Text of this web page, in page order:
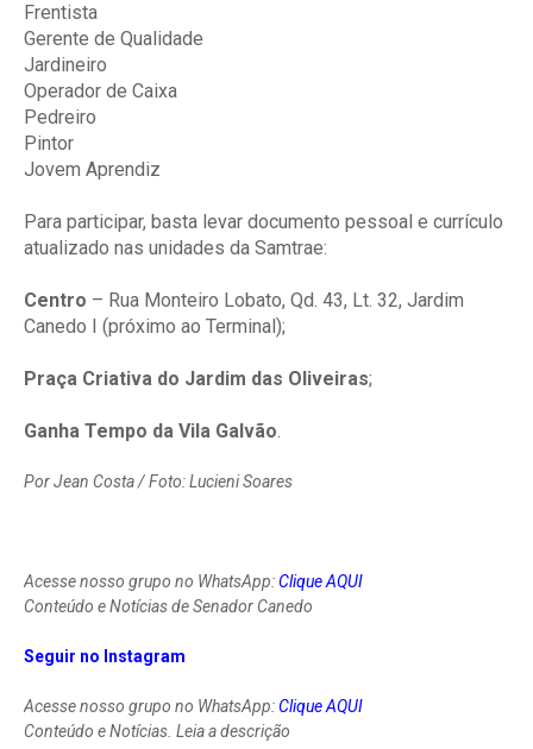
Frentista
Gerente de Qualidade
Jardineiro
Operador de Caixa
Pedreiro
Pintor
Jovem Aprendiz
Para participar, basta levar documento pessoal e currículo
atualizado nas unidades da Samtrae:
Centro – Rua Monteiro Lobato, Qd. 43, Lt. 32, Jardim
Canedo I (próximo ao Terminal);
Praça Criativa do Jardim das Oliveiras;
Ganha Tempo da Vila Galvão.
Por Jean Costa / Foto: Lucieni Soares
Acesse nosso grupo no WhatsApp:Clique AQUI
Conteúdo e Notícias de Senador Canedo
Seguir no Instagram
Acesse nosso grupo no WhatsApp:Clique AQUI
Conteúdo e Notícias. Leia a descrição